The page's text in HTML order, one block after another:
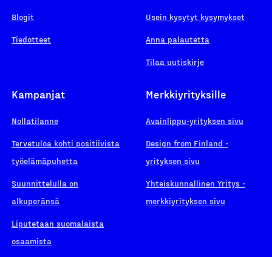
Blogit
Tiedotteet
Usein kysytyt kysymykset
Anna palautetta
Tilaa uutiskirje
Kampanjat
Nollatilanne
Tervetuloa kohti positiivista
työelämäpuhetta
Suunnittelulla on
alkuperänsä
Liputetaan suomalaista
osaamista
Merkkiyrityksille
Avainlippu-yrityksen sivu
Design from Finland -
yrityksen sivu
Yhteiskunnallinen Yritys -
merkkiyrityksen sivu